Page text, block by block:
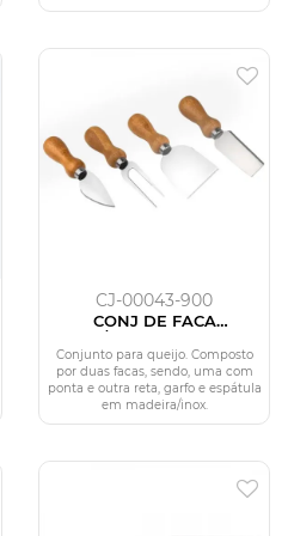
CJ-00043-900
CONJ DE FACA
INOX/MADEIRA - 4 PÇS
Conjunto para queijo. Composto
por duas facas, sendo, uma com
ponta e outra reta, garfo e espátula
em madeira/inox.